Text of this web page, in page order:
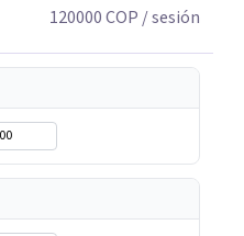
para acompañarte en
120000COP / sesión